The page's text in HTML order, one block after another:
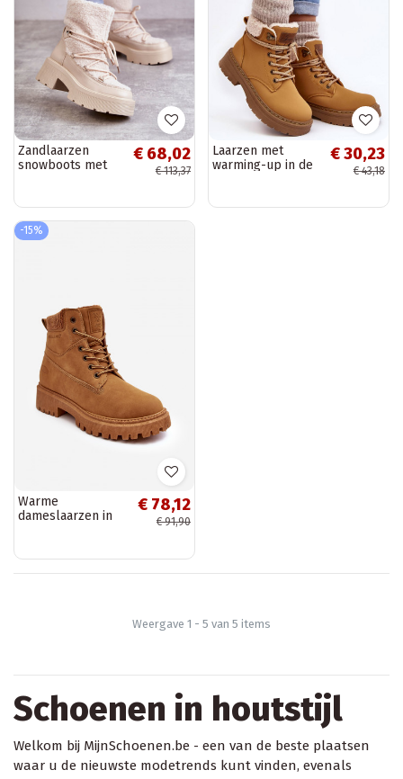
Zandlaarzen
snowboots met
€ 68,02
€ 113,37
Laarzen met
warming-up in de
€ 30,23
€ 43,18
-15%
Warme
dameslaarzen in
€ 78,12
€ 91,90
Weergave 1 - 5 van 5 items
Schoenen in houtstijl
Welkom bij MijnSchoenen.be - een van de beste plaatsen
waar u de nieuwste modetrends kunt vinden, evenals